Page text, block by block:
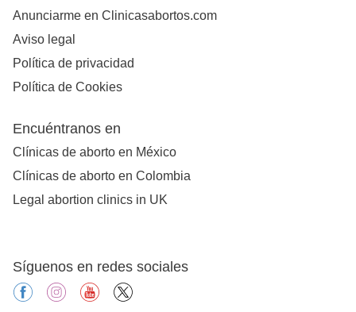
Anunciarme en Clinicasabortos.com
Aviso legal
Política de privacidad
Política de Cookies
Encuéntranos en
Clínicas de aborto en México
Clínicas de aborto en Colombia
Legal abortion clinics in UK
Síguenos en redes sociales
facebookinstagramyoutube